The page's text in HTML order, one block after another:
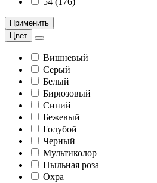
Применить
Цвет
Вишневый
Серый
Белый
Бирюзовый
Синий
Бежевый
Голубой
Черный
Мультиколор
Пыльная роза
Охра